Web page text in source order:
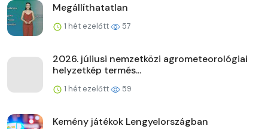
Megállíthatatlan
1 hét ezelőtt 57
2026. júliusi nemzetközi agrometeorológiai
helyzetkép termés...
1 hét ezelőtt 59
Kemény játékok Lengyelországban